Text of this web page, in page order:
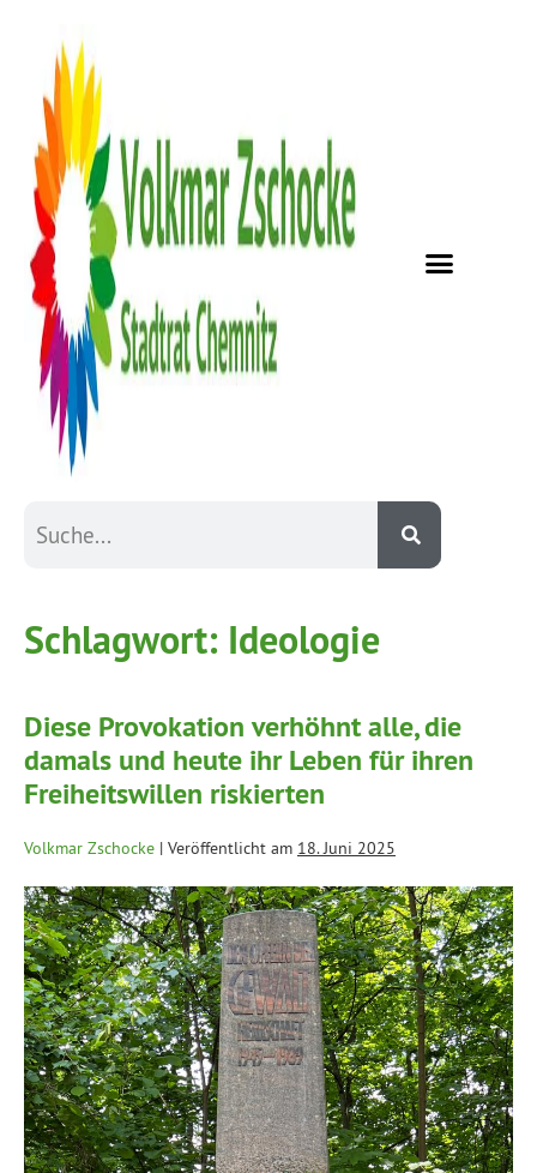
Schlagwort: Ideologie
Diese Provokation verhöhnt alle, die
damals und heute ihr Leben für ihren
Freiheitswillen riskierten
Volkmar Zschocke | Veröffentlicht am 18. Juni 2025